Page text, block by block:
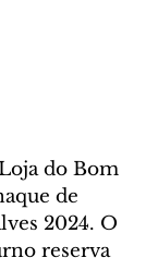
do Bom
de
2024. O
reserva